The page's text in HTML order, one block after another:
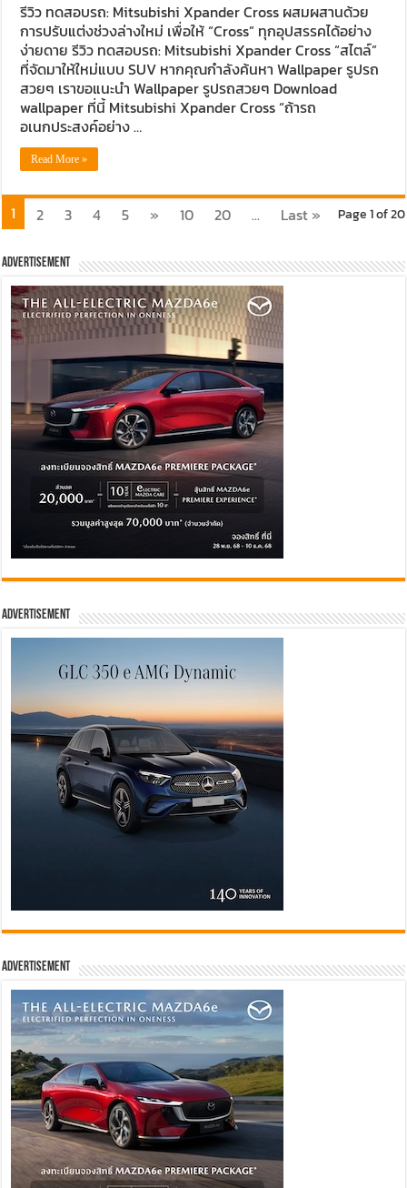
รีวิว ทดสอบรถ: Mitsubishi Xpander Cross ผสมผสานด้วย
การปรับแต่งช่วงล่างใหม่ เพื่อให้ “Cross” ทุกอุปสรรคได้อย่าง
ง่ายดาย รีวิว ทดสอบรถ: Mitsubishi Xpander Cross “สไตล์”
ที่จัดมาให้ใหม่แบบ SUV หากคุณกำลังค้นหา Wallpaper รูปรถ
สวยๆ เราขอแนะนำ Wallpaper รูปรถสวยๆ Download
wallpaper ที่นี้ Mitsubishi Xpander Cross “ถ้ารถ
อเนกประสงค์อย่าง …
Read More »
Page 1 of 20
1 2 3 4 5 » 10 20 ... Last »
Advertisement
Advertisement
Advertisement